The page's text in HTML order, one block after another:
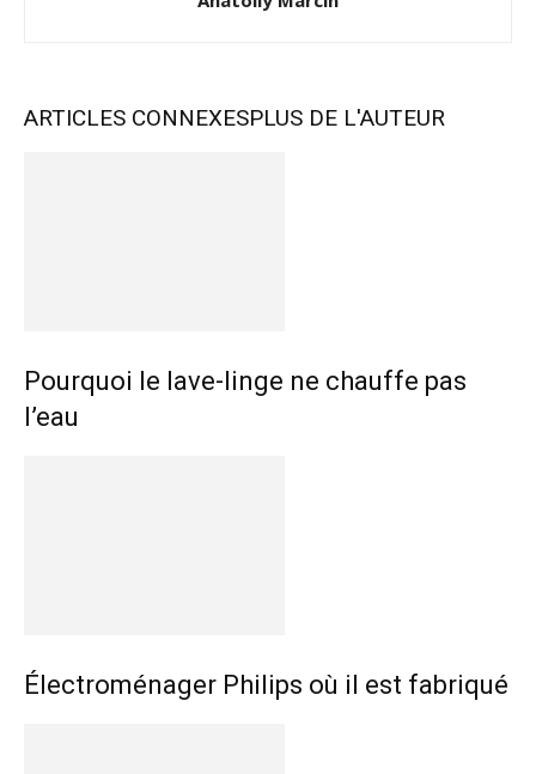
ARTICLES CONNEXESPLUS DE L'AUTEUR
Pourquoi le lave-linge ne chauffe pas
l’eau
Électroménager Philips où il est fabriqué